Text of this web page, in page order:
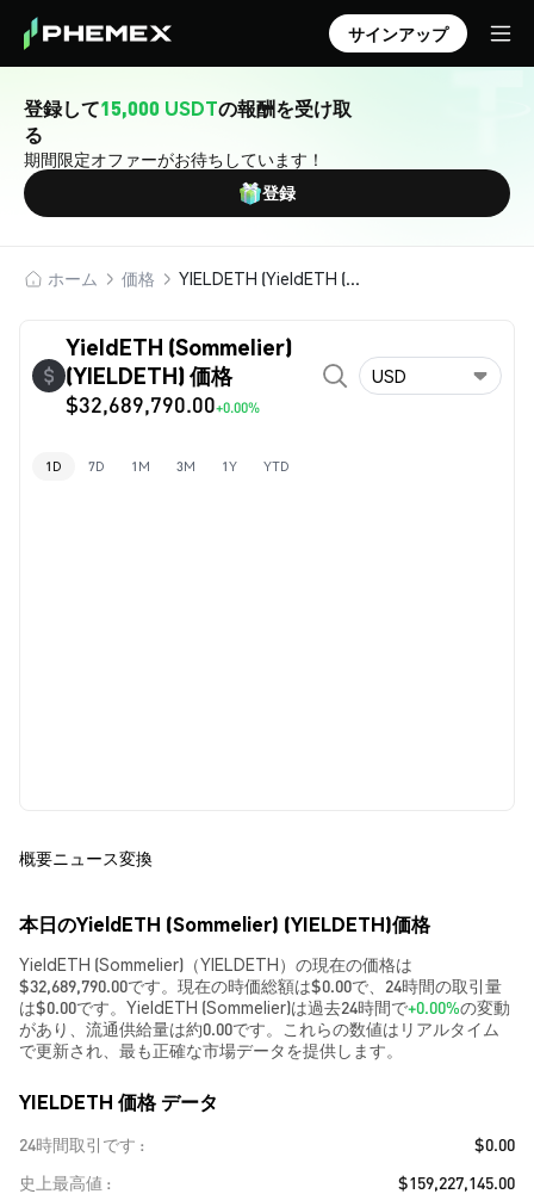
サインアップ
登録して15,000 USDTの報酬を受け取
る
期間限定オファーがお待ちしています！
登録
ホーム 価格 YIELDETH (YieldETH (Sommelier))
YieldETH (Sommelier)
(YIELDETH) 価格
$32,689,790.00+0.00%
USD
1D 7D 1M 3M 1Y YTD
概要ニュース変換
本日のYieldETH (Sommelier) (YIELDETH)価格
YieldETH (Sommelier)（YIELDETH）の現在の価格は
$32,689,790.00です。現在の時価総額は$0.00で、24時間の取引量
は$0.00です。YieldETH (Sommelier)は過去24時間で+0.00%の変動
があり、流通供給量は約0.00です。これらの数値はリアルタイム
で更新され、最も正確な市場データを提供します。
YIELDETH 価格 データ
24時間取引です
$0.00
史上最高値
$159,227,145.00